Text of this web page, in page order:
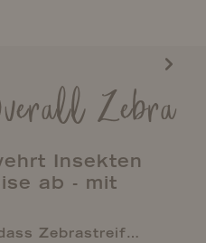
Zebra
Insekten
ab - mit
Zebrastreif…